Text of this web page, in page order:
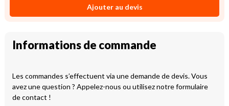
Ajouter au devis
Informations de commande
Les commandes s’effectuent via une demande de devis. Vous
avez une question ? Appelez-nous ou utilisez notre formulaire
de contact !